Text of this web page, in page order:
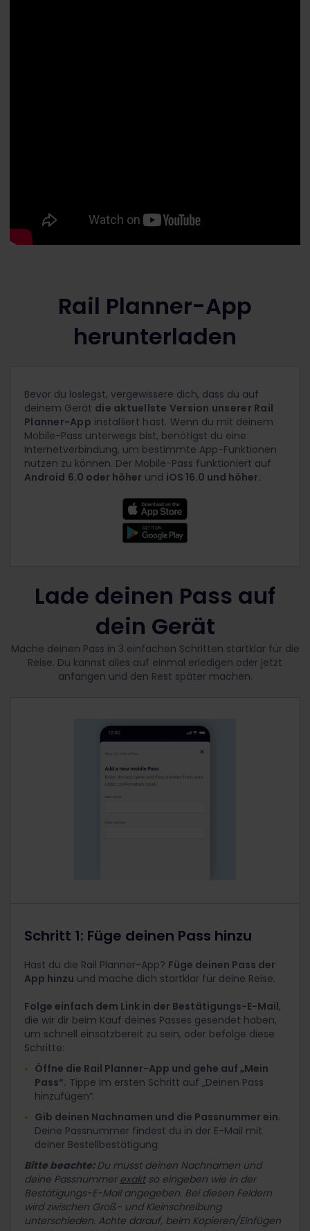
Rail Planner-App
herunterladen
Bevor du loslegst, vergewissere dich, dass du auf
deinem Gerät die aktuellste Version unserer Rail
Planner-App installiert hast. Wenn du mit deinem
Mobile-Pass unterwegs bist, benötigst du eine
Internetverbindung, um bestimmte App-Funktionen
nutzen zu können. Der Mobile-Pass funktioniert auf
Android 6.0 oder höher und iOS 16.0 und höher.
Lade deinen Pass auf
dein Gerät
Mache deinen Pass in 3 einfachen Schritten startklar für die
Reise. Du kannst alles auf einmal erledigen oder jetzt
anfangen und den Rest später machen.
Schritt 1: Füge deinen Pass hinzu
Hast du die Rail Planner-App? Füge deinen Pass der
App hinzu und mache dich startklar für deine Reise.
Folge einfach dem Link in der Bestätigungs-E-Mail,
die wir dir beim Kauf deines Passes gesendet haben,
um schnell einsatzbereit zu sein, oder befolge diese
Schritte:
Öffne die Rail Planner-App und gehe auf „Mein
Pass“. Tippe im ersten Schritt auf „Deinen Pass
hinzufügen“.
Gib deinen Nachnamen und die Passnummer ein.
Deine Passnummer findest du in der E-Mail mit
deiner Bestellbestätigung.
Bitte beachte:Du musst deinen Nachnamen und
deine Passnummer exaktso eingeben wie in der
Bestätigungs-E-Mail angegeben. Bei diesen Feldern
wird zwischen Groß- und Kleinschreibung
unterschieden. Achte darauf, beim Kopieren/Einfügen